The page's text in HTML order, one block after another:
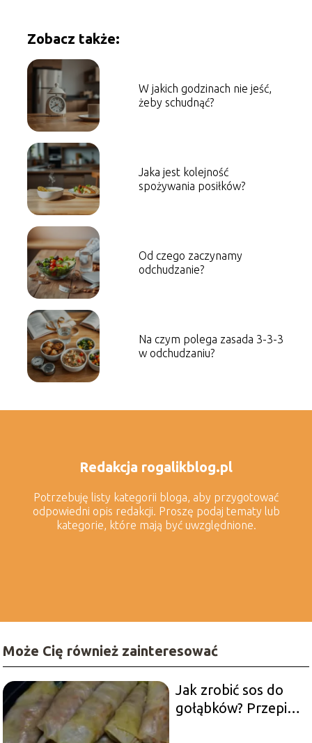
Zobacz także:
W jakich godzinach nie jeść,
żeby schudnąć?
Jaka jest kolejność
spożywania posiłków?
Od czego zaczynamy
odchudzanie?
Na czym polega zasada 3-3-3
w odchudzaniu?
Redakcja rogalikblog.pl
Potrzebuję listy kategorii bloga, aby przygotować
odpowiedni opis redakcji. Proszę podaj tematy lub
kategorie, które mają być uwzględnione.
Może Cię również zainteresować
Jak zrobić sos do
gołąbków? Przepis,